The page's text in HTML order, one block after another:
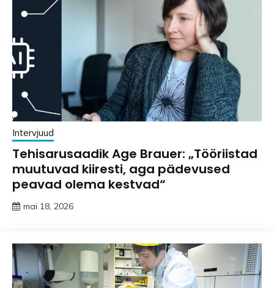
Intervjuud
Tehisarusaadik Age Brauer: „Tööriistad
muutuvad kiiresti, aga pädevused
peavad olema kestvad“
mai 18, 2026